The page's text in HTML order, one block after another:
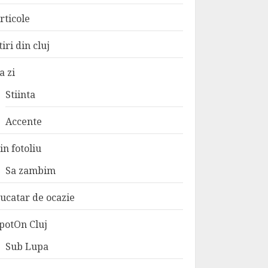
din cluj
zi
Stiinta
Accente
fotoliu
Sa zambim
de ocazie
Cluj
Sub Lupa